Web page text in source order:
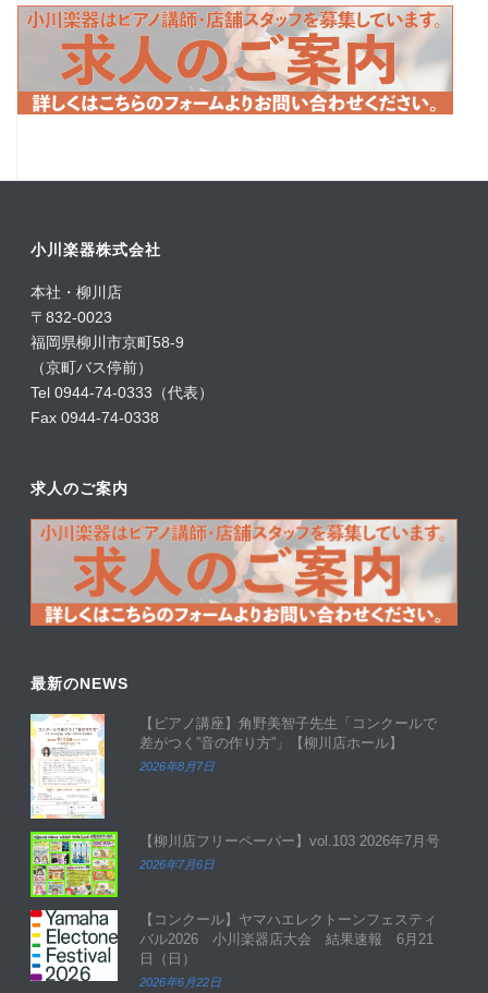
小川楽器株式会社
本社・柳川店
〒832-0023
福岡県柳川市京町58-9
（京町バス停前）
Tel 0944-74-0333（代表）
Fax 0944-74-0338
求人のご案内
最新のNEWS
【ピアノ講座】角野美智子先生「コンクールで
差がつく”音の作り方”」【柳川店ホール】
2026年8月7日
【柳川店フリーペーパー】vol.103 2026年7月号
2026年7月6日
【コンクール】ヤマハエレクトーンフェスティ
バル2026 小川楽器店大会 結果速報 6月21
日（日）
2026年6月22日